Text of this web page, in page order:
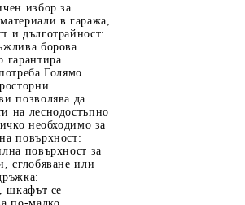
избор за
в гаража,
и дълготрайност:
борова
гарантира
позволява да
на леснодостъпно
необходимо за
повърхност:
повърхност за
сглобяване или
шкафът се